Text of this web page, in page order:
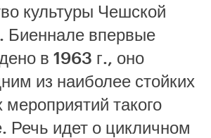
культуры Чешской
Биеннале впервые
в 1963 г., оно
из наиболее стойких
мероприятий такого
Речь идет о цикличном